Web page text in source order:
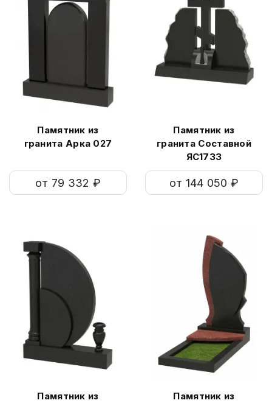
Памятник из
гранита Арка 027
от 79 332 ₽
Памятник из
гранита Составной
ЯС1733
от 144 050 ₽
Памятник из
Памятник из